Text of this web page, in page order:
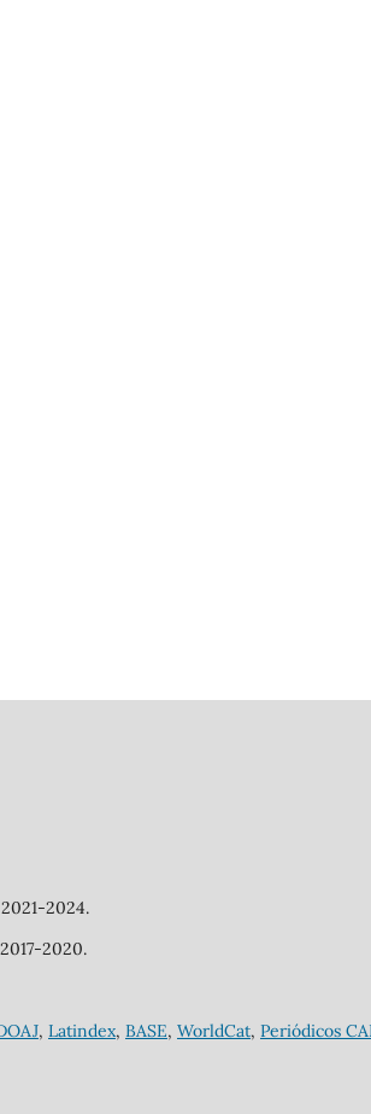
2024.
2020.
, Latindex, BASE, WorldCat, Periódicos